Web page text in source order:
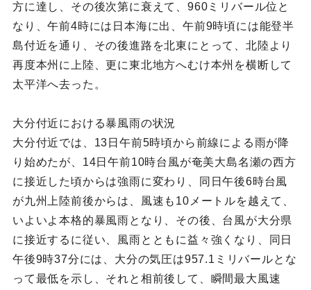
方に達し、その後次第に衰えて、960ミリバール位と
なり、午前4時には日本海に出、午前9時頃には能登半
島付近を通り、その後進路を北東にとって、北陸より
再度本州に上陸、更に東北地方へむけ本州を横断して
太平洋へ去った。
大分付近における暴風雨の状況
大分付近では、13日午前5時頃から前線による雨が降
り始めたが、14日午前10時台風が奄美大島名瀬の西方
に接近した頃からは強雨に変わり、同日午後6時台風
が九州上陸前後からは、風速も10メートルを越えて、
いよいよ本格的暴風雨となり、その後、台風が大分県
に接近するに従い、風雨とともに益々強くなり、同日
午後9時37分には、大分の気圧は957.1ミリバールとな
って最低を示し、それと相前後して、瞬間最大風速